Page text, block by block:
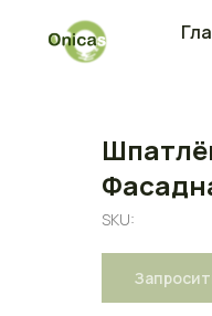
SKU: